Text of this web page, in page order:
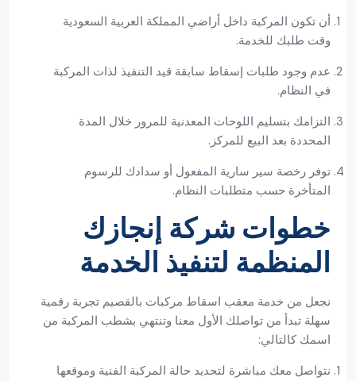
أن تكون المركبة داخل أراضي المملكة العربية السعودية
وقت طلبك للخدمة.
عدم وجود طلبات إسقاط سابقة قيد التنفيذ لذات المركبة
في النظام.
التزامك بتسليم اللوحات المعدنية للمرور خلال المدة
المحددة بعد البيع للمركز.
توفر رخصة سير سارية المفعول أو سدادك للرسوم
المتأخرة حسب متطلبات النظام.
خطوات شركة إنجازك
المنظمة لتنفيذ الخدمة
نجعل من خدمة معقب اسقاط مركبات بالقصيم تجربة رقمية
سهلة تبدأ من تواصلك الأول معنا وتنتهي بشطب المركبة من
اسمك كالتالي:
نتواصل معك مباشرة لتحديد حالة المركبة الفنية وموقعها